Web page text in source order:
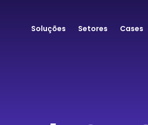
Soluções Setores Cases